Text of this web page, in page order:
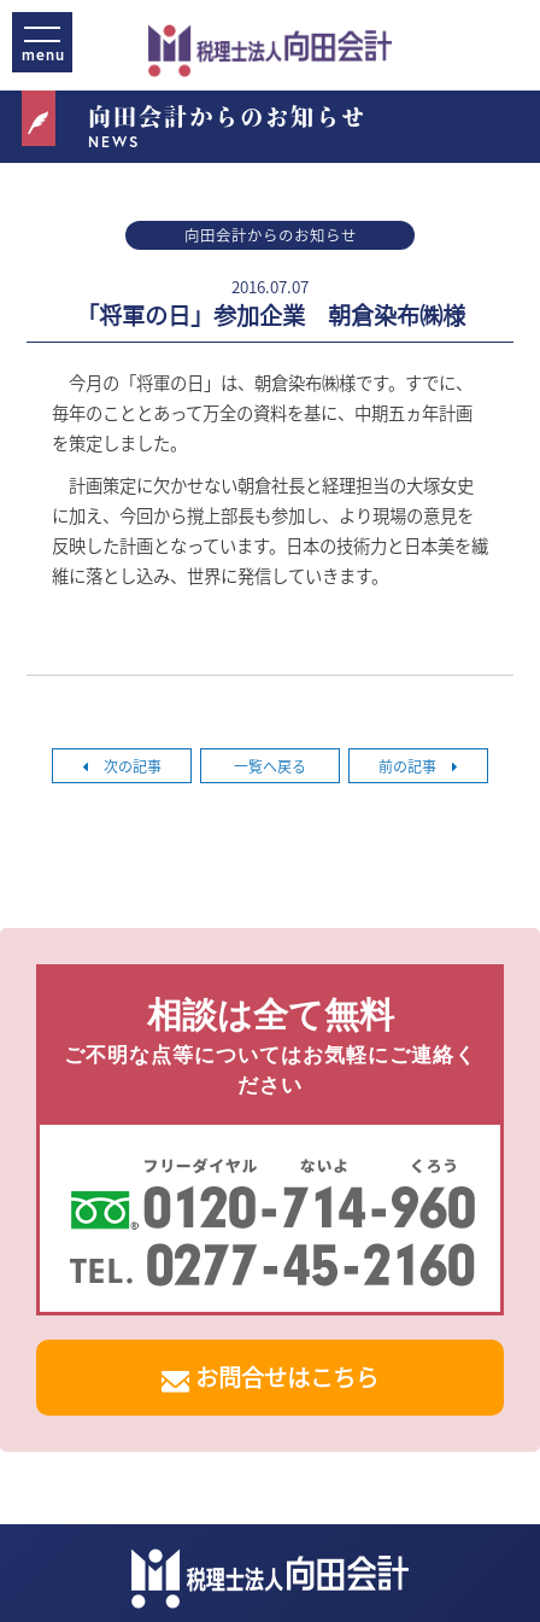
向田会計からのお知らせ
NEWS
向田会計からのお知らせ
2016.07.07
「将軍の日」参加企業 朝倉染布㈱様
今月の「将軍の日」は、朝倉染布㈱様です。すでに、
毎年のこととあって万全の資料を基に、中期五ヵ年計画
を策定しました。
計画策定に欠かせない朝倉社長と経理担当の大塚女史
に加え、今回から撹上部長も参加し、より現場の意見を
反映した計画となっています。日本の技術力と日本美を繊
維に落とし込み、世界に発信していきます。
次の記事 一覧へ戻る 前の記事
相談は全て無料
ご不明な点等についてはお気軽にご連絡く
ださい
お問合せはこちら